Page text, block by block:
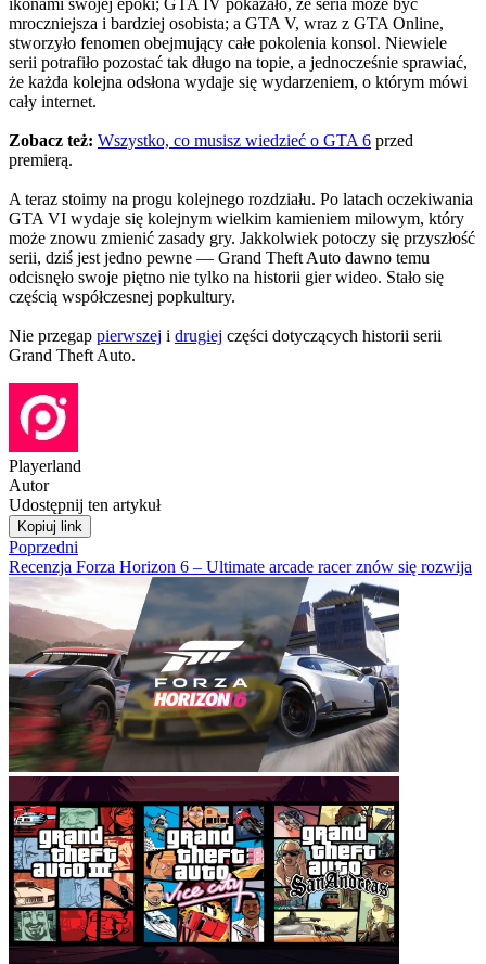
ikonami swojej epoki; GTA IV pokazało, że seria może być
mroczniejsza i bardziej osobista; a GTA V, wraz z GTA Online,
stworzyło fenomen obejmujący całe pokolenia konsol. Niewiele
serii potrafiło pozostać tak długo na topie, a jednocześnie sprawiać,
że każda kolejna odsłona wydaje się wydarzeniem, o którym mówi
cały internet.
Zobacz też: Wszystko, co musisz wiedzieć o GTA 6 przed
premierą.
A teraz stoimy na progu kolejnego rozdziału. Po latach oczekiwania
GTA VI wydaje się kolejnym wielkim kamieniem milowym, który
może znowu zmienić zasady gry. Jakkolwiek potoczy się przyszłość
serii, dziś jest jedno pewne — Grand Theft Auto dawno temu
odcisnęło swoje piętno nie tylko na historii gier wideo. Stało się
częścią współczesnej popkultury.
Nie przegap pierwszej i drugiej części dotyczących historii serii
Grand Theft Auto.
Playerland
Autor
Udostępnij ten artykuł
Kopiuj link
Poprzedni
Recenzja Forza Horizon 6 – Ultimate arcade racer znów się rozwija